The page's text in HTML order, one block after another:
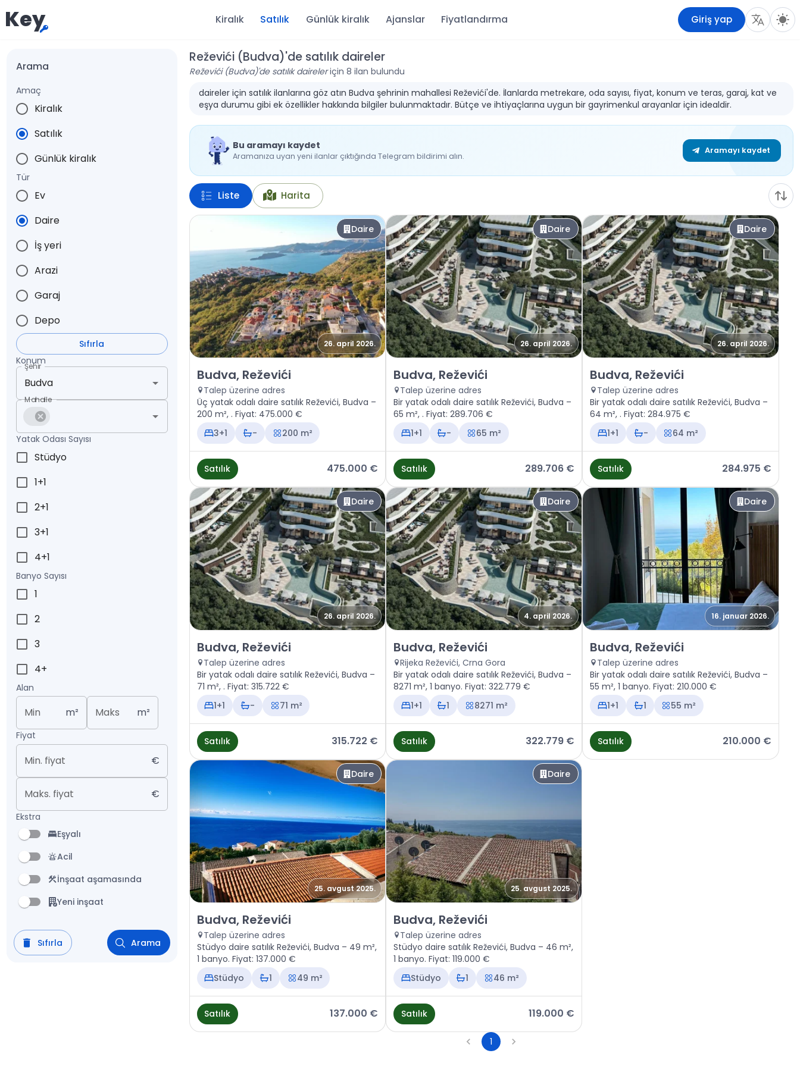
Key Kiralık Satılık Günlük kiralık Ajanslar Fiyatlandırma Giriş yap
Arama
Amaç
Kiralık
Satılık
Günlük kiralık
Tür
Ev
Daire
İş yeri
Arazi
Garaj
Depo
Sıfırla
Konum
Şehir
Mahalle
Yatak Odası Sayısı
Stüdyo
1+1
2+1
3+1
4+1
Banyo Sayısı
1
2
3
4+
Alan
Min m² Maks m²
Fiyat
Min. fiyat €
Maks. fiyat €
Ekstra
Eşyalı
Acil
İnşaat aşamasında
Yeni inşaat
Sıfırla Arama
Reževići (Budva)'de satılık daireler
Reževići (Budva)'de satılık daireleriçin 8 ilan bulundu
daireler için satılık ilanlarına göz atın Budva şehrinin mahallesi Reževići'de. İlanlarda metrekare, oda sayısı, fiyat, konum ve teras, garaj, kat ve
eşya durumu gibi ek özellikler hakkında bilgiler bulunmaktadır. Bütçe ve ihtiyaçlarına uygun bir gayrimenkul arayanlar için idealdir.
Bu aramayı kaydet
Aramanıza uyan yeni ilanlar çıktığında Telegram bildirimi alın.
Aramayı kaydet
Liste Harita
Daire
26. april 2026.
Satılık - Daire Budva, Reževići
Budva, Reževići
Talep üzerine adres
Üç yatak odalı daire satılık Reževići, Budva –
200 m², . Fiyat: 475.000 €
3+1
- 200 m²
Satılık 475.000 €
Daire
26. april 2026.
Satılık - Daire Budva, Reževići
Budva, Reževići
Talep üzerine adres
Bir yatak odalı daire satılık Reževići, Budva –
65 m², . Fiyat: 289.706 €
1+1
- 65 m²
Satılık 289.706 €
Daire
26. april 2026.
Satılık - Daire Budva, Reževići
Budva, Reževići
Talep üzerine adres
Bir yatak odalı daire satılık Reževići, Budva –
64 m², . Fiyat: 284.975 €
1+1
- 64 m²
Satılık 284.975 €
Daire
26. april 2026.
Satılık - Daire Budva, Reževići
Budva, Reževići
Talep üzerine adres
Bir yatak odalı daire satılık Reževići, Budva –
71 m², . Fiyat: 315.722 €
1+1
- 71 m²
Satılık 315.722 €
Daire
4. april 2026.
Satılık - Daire Budva, Reževići
Budva, Reževići
Rijeka Reževići, Crna Gora
Bir yatak odalı daire satılık Reževići, Budva –
8271 m², 1 banyo. Fiyat: 322.779 €
1+1
1 8271 m²
Satılık 322.779 €
Daire
16. januar 2026.
Satılık - Daire Budva, Reževići
Budva, Reževići
Talep üzerine adres
Bir yatak odalı daire satılık Reževići, Budva –
55 m², 1 banyo. Fiyat: 210.000 €
1+1
1 55 m²
Satılık 210.000 €
Daire
25. avgust 2025.
Satılık - Daire Budva, Reževići
Budva, Reževići
Talep üzerine adres
Stüdyo daire satılık Reževići, Budva – 49 m²,
1 banyo. Fiyat: 137.000 €
Stüdyo
1 49 m²
Satılık 137.000 €
Daire
25. avgust 2025.
Satılık - Daire Budva, Reževići
Budva, Reževići
Talep üzerine adres
Stüdyo daire satılık Reževići, Budva – 46 m²,
1 banyo. Fiyat: 119.000 €
Stüdyo
1 46 m²
Satılık 119.000 €
1